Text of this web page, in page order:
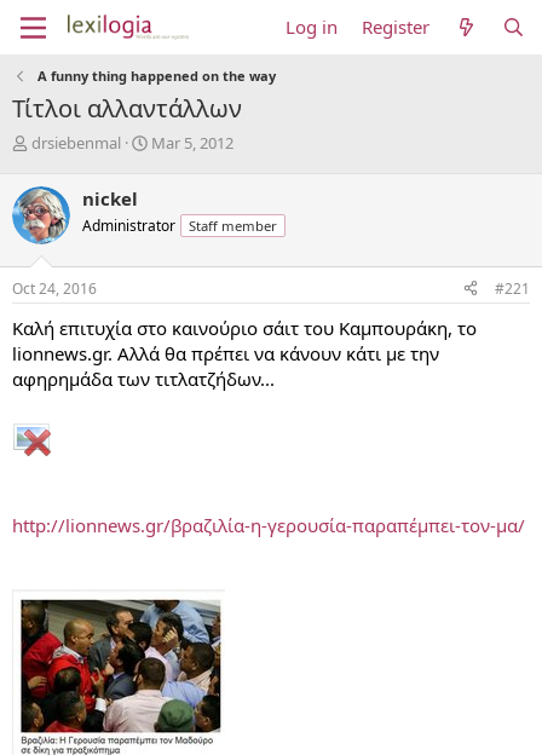
Log in Register
A funny thing happened on the way
Τίτλοι αλλαντάλλων
T
r
e
a
d
s
t
r
t
e
drsiebenmal
S
t
a
Mar 5, 2012
nickel
Administrator Staff member
Oct 24, 2016 #221
Καλή επιτυχία στο καινούριο σάιτ του Καμπουράκη, το
lionnews.gr. Αλλά θα πρέπει να κάνουν κάτι με την
αφηρημάδα των τιτλατζήδων...
http://lionnews.gr/βραζιλία-η-γερουσία-παραπέμπει-τον-μα/